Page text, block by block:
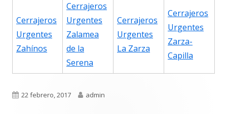
Cerrajeros
Urgentes
Zahínos
Cerrajeros
Urgentes
Zalamea
de la
Serena
Cerrajeros
Urgentes
La Zarza
Cerrajeros
Urgentes
Zarza-
Capilla
Publicado
22 febrero, 2017 Autor
admin